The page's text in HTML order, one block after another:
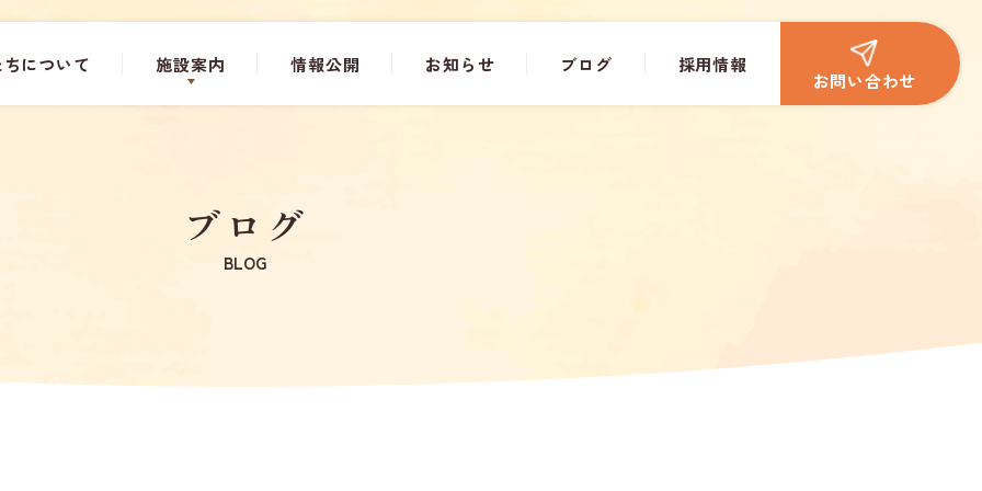
について 施設案内 情報公開 お知らせ ブログ 採用情報
お問い合わせ
ブログ
BLOG